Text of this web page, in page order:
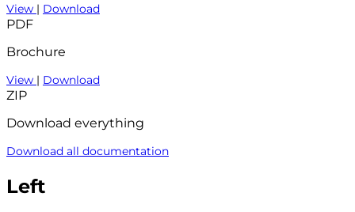
View | Download
PDF
Brochure
View | Download
ZIP
Download everything
Download all documentation
Left